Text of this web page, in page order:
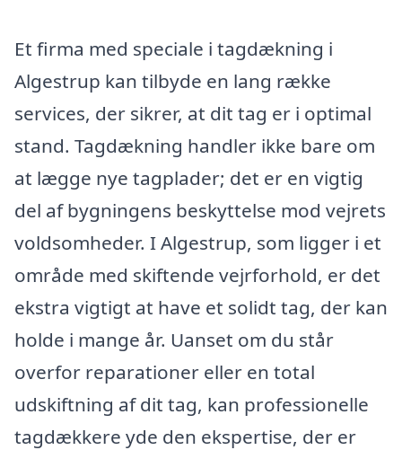
Et firma med speciale i tagdækning i
Algestrup kan tilbyde en lang række
services, der sikrer, at dit tag er i optimal
stand. Tagdækning handler ikke bare om
at lægge nye tagplader; det er en vigtig
del af bygningens beskyttelse mod vejrets
voldsomheder. I Algestrup, som ligger i et
område med skiftende vejrforhold, er det
ekstra vigtigt at have et solidt tag, der kan
holde i mange år. Uanset om du står
overfor reparationer eller en total
udskiftning af dit tag, kan professionelle
tagdækkere yde den ekspertise, der er